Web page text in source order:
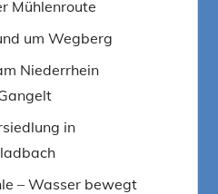
Mühlenroute
um Wegberg
Niederrhein
in
– Wasser bewegt